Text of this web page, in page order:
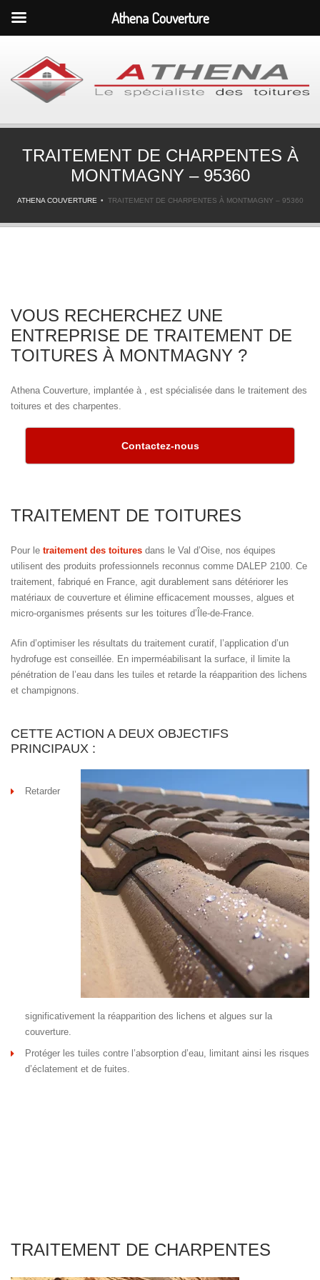
TRAITEMENT DE CHARPENTES À
MONTMAGNY – 95360
ATHENA COUVERTURE TRAITEMENT DE CHARPENTES À MONTMAGNY – 95360
VOUS RECHERCHEZ UNE
ENTREPRISE DE TRAITEMENT DE
TOITURES À MONTMAGNY ?
Athena Couverture, implantée à , est spécialisée dans le traitement des
toitures et des charpentes.
Contactez-nous
TRAITEMENT DE TOITURES
Pour le traitement des toitures dans le Val d’Oise, nos équipes
utilisent des produits professionnels reconnus comme DALEP 2100. Ce
traitement, fabriqué en France, agit durablement sans détériorer les
matériaux de couverture et élimine efficacement mousses, algues et
micro-organismes présents sur les toitures d’Île-de-France.
Afin d’optimiser les résultats du traitement curatif, l’application d’un
hydrofuge est conseillée. En imperméabilisant la surface, il limite la
pénétration de l’eau dans les tuiles et retarde la réapparition des lichens
et champignons.
CETTE ACTION A DEUX OBJECTIFS
PRINCIPAUX :
Retarder
significativement la réapparition des lichens et algues sur la
couverture.
Protéger les tuiles contre l’absorption d’eau, limitant ainsi les risques
d’éclatement et de fuites.
TRAITEMENT DE CHARPENTES
Athena Couverture